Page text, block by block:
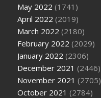
May 2022 (1741)
April 2022 (2019)
March 2022 (2180)
February 2022 (2029)
January 2022 (2306)
December 2021 (2446)
November 2021 (2705)
October 2021 (2784)